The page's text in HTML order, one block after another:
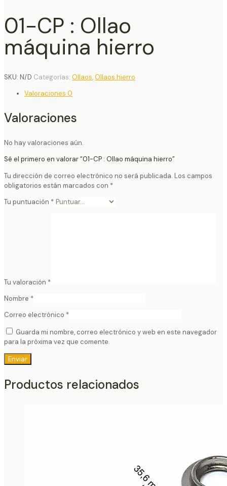
01-CP : Ollao
máquina hierro
SKU: N/D Categorías: Ollaos,Ollaos hierro
Valoraciones 0
Valoraciones
No hay valoraciones aún.
Sé el primero en valorar “01-CP : Ollao máquina hierro”
Tu dirección de correo electrónico no será publicada. Los campos
obligatorios están marcados con *
Tu puntuación *
Tu valoración *
Nombre *
Correo electrónico *
Guarda mi nombre, correo electrónico y web en este navegador
para la próxima vez que comente.
Productos relacionados